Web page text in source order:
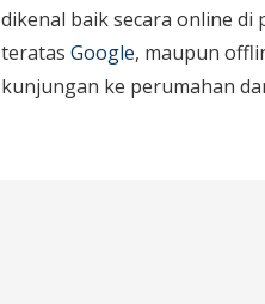
dikenal baik secara online di
teratas Google, maupun
kunjungan ke perumahan